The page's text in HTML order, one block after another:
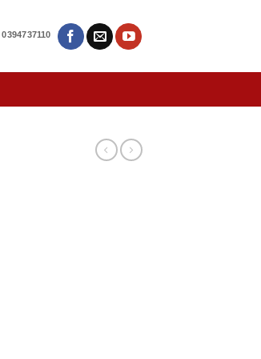
0394737110